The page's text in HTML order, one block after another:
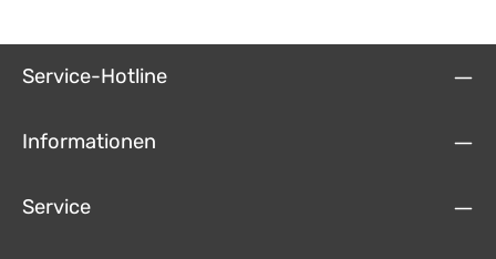
Service-Hotline
Informationen
Service